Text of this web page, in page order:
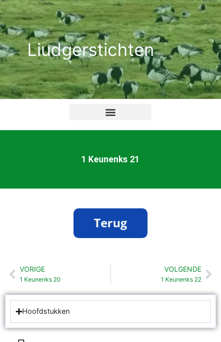
Ga
naar
de
inhoudLiudgerstichten
1 Keunenks 21
Vorige
VORIGE
1 Keunenks 20
VOLGENDE
1 Keunenks 22
Hoofdstukken